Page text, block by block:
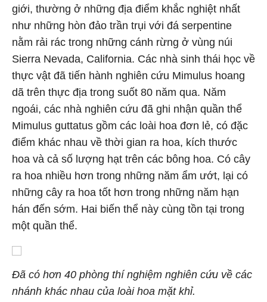
giới, thường ở những địa điểm khắc nghiệt nhất
như những hòn đảo trần trụi với đá serpentine
nằm rải rác trong những cánh rừng ở vùng núi
Sierra Nevada, California. Các nhà sinh thái học về
thực vật đã tiến hành nghiên cứu Mimulus hoang
dã trên thực địa trong suốt 80 năm qua. Năm
ngoái, các nhà nghiên cứu đã ghi nhận quần thể
Mimulus guttatus gồm các loài hoa đơn lẻ, có đặc
điểm khác nhau về thời gian ra hoa, kích thước
hoa và cả số lượng hạt trên các bông hoa. Có cây
ra hoa nhiều hơn trong những năm ẩm ướt, lại có
những cây ra hoa tốt hơn trong những năm hạn
hán đến sớm. Hai biến thể này cùng tồn tại trong
một quần thể.
Đã có hơn 40 phòng thí nghiệm nghiên cứu về các
nhánh khác nhau của loài hoa mặt khỉ.